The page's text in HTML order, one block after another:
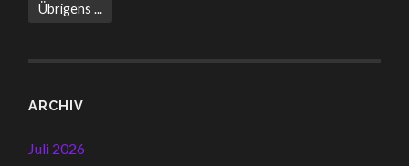
Übrigens ...
ARCHIV
Juli 2026